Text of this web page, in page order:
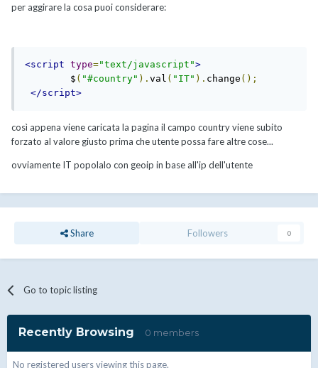
per aggirare la cosa puoi considerare:
<script type="text/javascript">
$ ( "#country" ). val ( "IT" ). change ();
</script>
così appena viene caricata la pagina il campo country viene subito
forzato al valore giusto prima che utente possa fare altre cose...
ovviamente IT popolalo con geoip in base all'ip dell'utente
Share Followers 0
Go to topic listing
Recently Browsing 0 members
No registered users viewing this page.